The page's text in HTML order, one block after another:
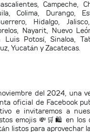
Campeche,
Colima, Durango,
Hidalgo,
Nayarit, Nuevo
Luis Potosí, Sinaloa,
Yucatán y Zacatecas.
del 2024, una
oficial de Facebook
e invitaremos a
emojis 💸🛒🛍️ en los
listos para aprovechar